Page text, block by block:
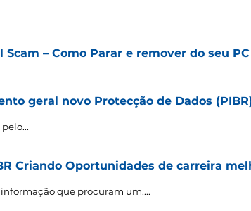
Scam – Como Parar e remover do seu PC
geral novo Protecção de Dados
Criando Oportunidades de carreira
que procuram um....